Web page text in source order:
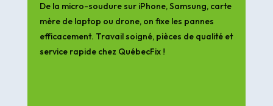
De la micro-soudure sur iPhone, Samsung, carte
mère de laptop ou drone, on fixe les pannes
efficacement. Travail soigné, pièces de qualité et
service rapide chez QuébecFix !